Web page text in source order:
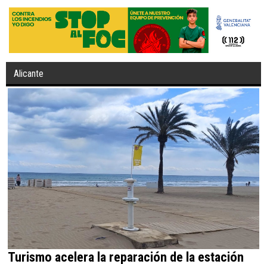
Alicante
Turismo acelera la reparación de la estación